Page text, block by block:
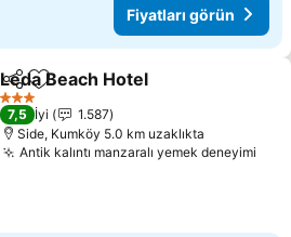
Fiyatları görün
PaylaşFavorilerime ekle
Leda Beach Hotel
3 Yıldız
7,5 İyi
1.587
Side, Kumköy 5.0 km uzaklıkta
Antik kalıntı manzaralı yemek deneyimi